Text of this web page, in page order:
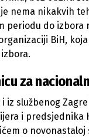
nema nikakvih
periodu do izbora
BiH,
za
iz službenog
i predsjednika
o novonastaloj